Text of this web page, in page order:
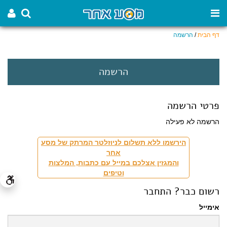
דף הבית/ הרשמה
הרשמה
פרטי הרשמה
הרשמה לא פעילה
הירשמו ללא תשלום לניוזלטר המרתק של מסע
אחר
והמגזין אצלכם במייל עם כתבות, המלצות
וטיפים
רשום כבר? התחבר
אימייל